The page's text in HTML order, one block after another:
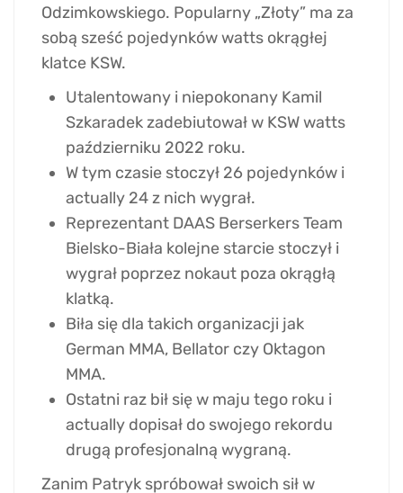
Odzimkowskiego. Popularny „Złoty” ma za
sobą sześć pojedynków watts okrągłej
klatce KSW.
Utalentowany i niepokonany Kamil
Szkaradek zadebiutował w KSW watts
październiku 2022 roku.
W tym czasie stoczył 26 pojedynków i
actually 24 z nich wygrał.
Reprezentant DAAS Berserkers Team
Bielsko-Biała kolejne starcie stoczył i
wygrał poprzez nokaut poza okrągłą
klatką.
Biła się dla takich organizacji jak
German MMA, Bellator czy Oktagon
MMA.
Ostatni raz bił się w maju tego roku i
actually dopisał do swojego rekordu
drugą profesjonalną wygraną.
Zanim Patryk spróbował swoich sił w